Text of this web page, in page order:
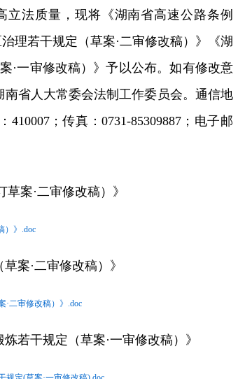
法质量，现将《湖南省高速公路条例
理若干规定（草案·二审修改稿）》《湖
·一审修改稿）》予以公布。如有修改意
南省人大常委会法制工作委员会。通信地
；传真：0731-85309887；电子邮
案·二审修改稿）》
）》.doc
·二审修改稿）》
二审修改稿）》.doc
干规定（草案·一审修改稿）》